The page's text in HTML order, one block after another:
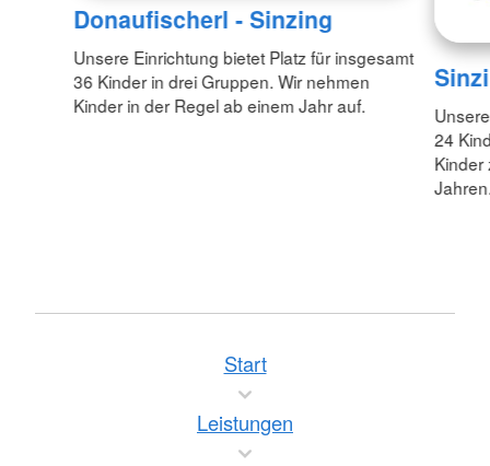
Donaufischerl - Sinzing
Unsere Einrichtung bietet Platz für insgesamt
36 Kinder in drei Gruppen. Wir nehmen
Kinder in der Regel ab einem Jahr auf.
24
Kinder
Start
Leistungen